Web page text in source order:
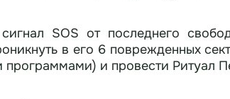
SOS от последнего
в его 6 поврежденных
и провести Ритуал